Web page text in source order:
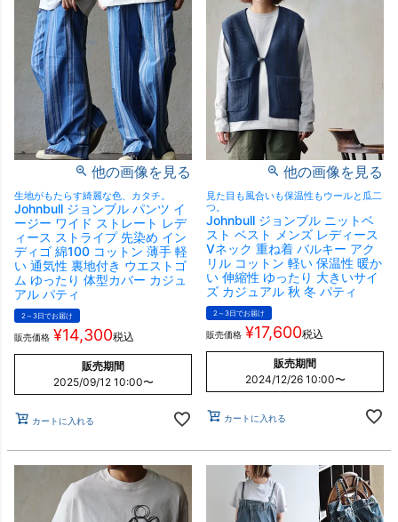
他の画像を見る
生地がもたらす綺麗な色、カタチ。
Johnbull ジョンブル パンツ イ
ージー ワイド ストレート レデ
ィース ストライプ 先染め イン
ディゴ 綿100 コットン 薄手 軽
い 通気性 裏地付き ウエストゴ
ム ゆったり 体型カバー カジュ
アル パティ
2～3日でお届け
販売価格 ¥14,300税込
販売期間
2025/09/12 10:00〜
カートに入れる
他の画像を見る
見た目も風合いも保温性もウールと瓜二
つ。
Johnbull ジョンブル ニットベ
スト ベスト メンズ レディース
Vネック 重ね着 バルキー アク
リル コットン 軽い 保温性 暖か
い 伸縮性 ゆったり 大きいサイ
ズ カジュアル 秋 冬 パティ
2～3日でお届け
販売価格 ¥17,600税込
販売期間
2024/12/26 10:00〜
カートに入れる